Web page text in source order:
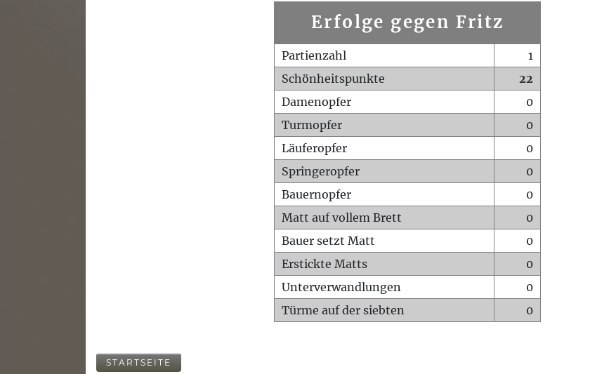
Erfolge gegen Fritz
Partienzahl
1
Schönheitspunkte
22
Damenopfer
0
Turmopfer
0
Läuferopfer
0
Springeropfer
0
Bauernopfer
0
Matt auf vollem Brett
0
Bauer setzt Matt
0
Erstickte Matts
0
Unterverwandlungen
0
Türme auf der siebten
0
STARTSEITE